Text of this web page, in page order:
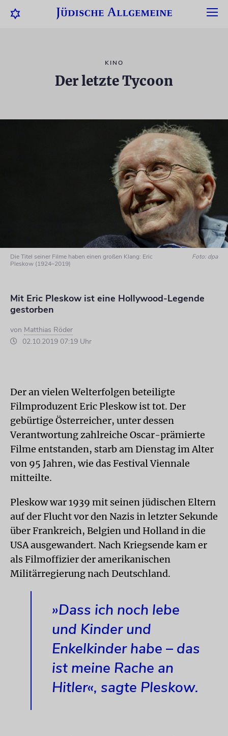
KINO
Der letzte Tycoon
Die Titel seiner Filme haben einen großen Klang: Eric
Pleskow (1924–2019)
Foto: dpa
Mit Eric Pleskow ist eine Hollywood-Legende
gestorben
von Matthias Röder
02.10.2019 07:19 Uhr
Der an vielen Welterfolgen beteiligte
Filmproduzent Eric Pleskow ist tot. Der
gebürtige Österreicher, unter dessen
Verantwortung zahlreiche Oscar-prämierte
Filme entstanden, starb am Dienstag im Alter
von 95 Jahren, wie das Festival Viennale
mitteilte.
Pleskow war 1939 mit seinen jüdischen Eltern
auf der Flucht vor den Nazis in letzter Sekunde
über Frankreich, Belgien und Holland in die
USA ausgewandert. Nach Kriegsende kam er
als Filmoffizier der amerikanischen
Militärregierung nach Deutschland.
»Dass ich noch lebe
und Kinder und
Enkelkinder habe – das
ist meine Rache an
Hitler«, sagte Pleskow.